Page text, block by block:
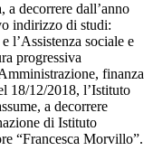
decorrere dall’anno
indirizzo di studi:
l’Assistenza sociale e
progressiva
finanza
18/12/2018, l’Istituto
a decorrere
di Istituto
“Francesca Morvillo”.